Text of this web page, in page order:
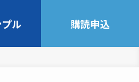
ル 購読申込